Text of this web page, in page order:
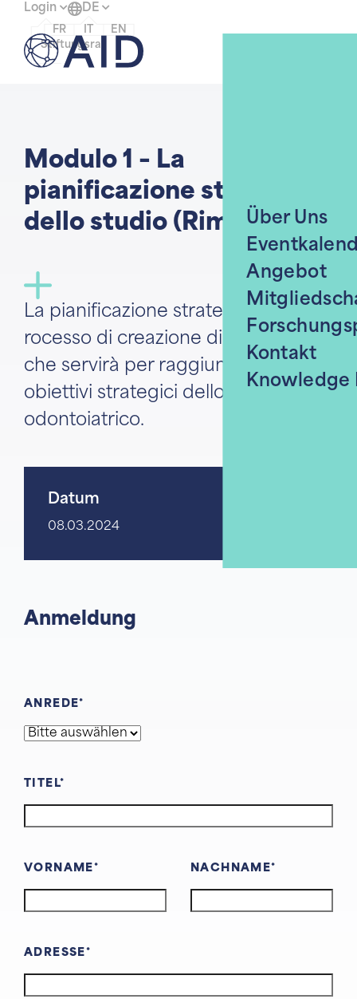
Login
Stiftungsrat
DE
FR EN
Über Uns
Angebot
Kontakt
Knowledge
Modulo 1 – La
pianificazione strategica
dello studio (Rimini)
La pianificazione strategica è il
rocesso di creazione di un piano
che servirà per raggiungere gli
obiettivi strategici dello studio
odontoiatrico.
Datum
08.03.2024
Anmeldung
ANREDE
TITEL
VORNAME NACHNAME
ADRESSE